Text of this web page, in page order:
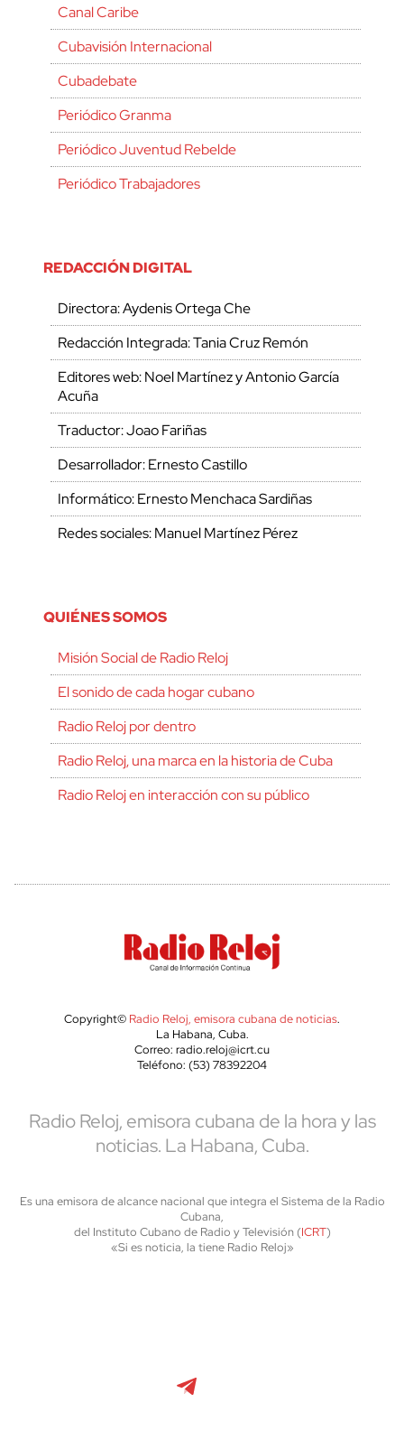
Canal Caribe
Cubavisión Internacional
Cubadebate
Periódico Granma
Periódico Juventud Rebelde
Periódico Trabajadores
REDACCIÓN DIGITAL
Directora: Aydenis Ortega Che
Redacción Integrada: Tania Cruz Remón
Editores web: Noel Martínez y Antonio García
Acuña
Traductor: Joao Fariñas
Desarrollador: Ernesto Castillo
Informático: Ernesto Menchaca Sardiñas
Redes sociales: Manuel Martínez Pérez
QUIÉNES SOMOS
Misión Social de Radio Reloj
El sonido de cada hogar cubano
Radio Reloj por dentro
Radio Reloj, una marca en la historia de Cuba
Radio Reloj en interacción con su público
Copyright© Radio Reloj, emisora cubana de noticias.
La Habana, Cuba.
Correo: radio.reloj@icrt.cu
Teléfono: (53) 78392204
Radio Reloj, emisora cubana de la hora y las
noticias. La Habana, Cuba.
Es una emisora de alcance nacional que integra el Sistema de la Radio
Cubana,
del Instituto Cubano de Radio y Televisión (ICRT)
«Si es noticia, la tiene Radio Reloj»